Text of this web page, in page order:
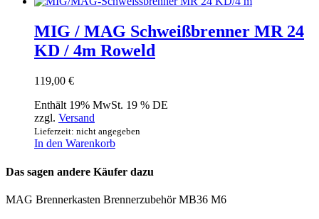
MIG / MAG Schweißbrenner MR 24
KD / 4m Roweld
119,00 €
Enthält 19% MwSt. 19 % DE
zzgl. Versand
Lieferzeit: nicht angegeben
In den Warenkorb
Das sagen andere Käufer dazu
MAG Brennerkasten Brennerzubehör MB36 M6